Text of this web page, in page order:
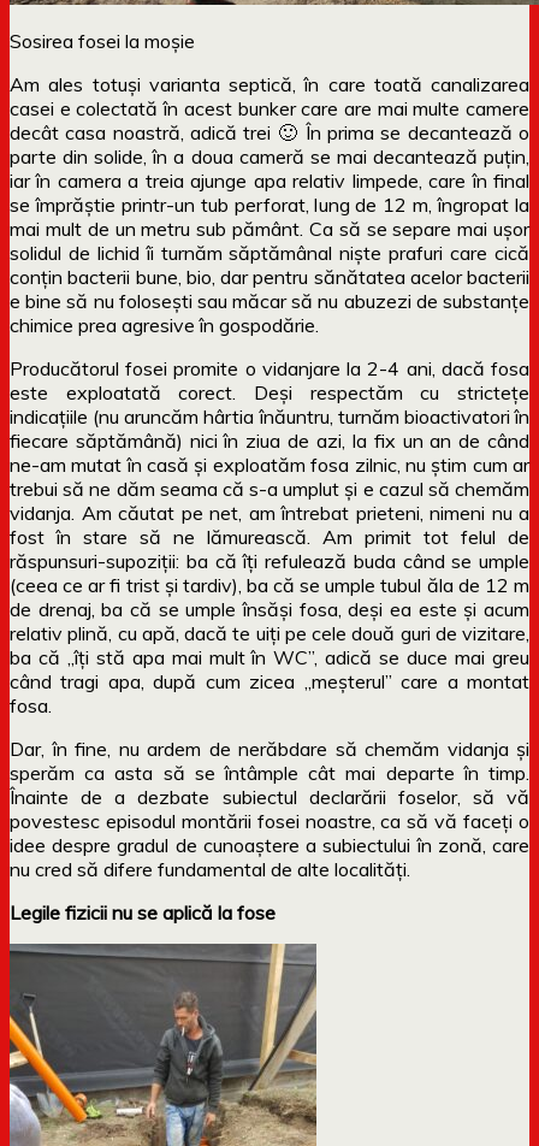
Sosirea fosei la moșie
Am ales totuși varianta septică, în care toată canalizarea
casei e colectată în acest bunker care are mai multe camere
decât casa noastră, adică trei 🙂 În prima se decantează o
parte din solide, în a doua cameră se mai decantează puțin,
iar în camera a treia ajunge apa relativ limpede, care în final
se împrăștie printr-un tub perforat, lung de 12 m, îngropat la
mai mult de un metru sub pământ. Ca să se separe mai ușor
solidul de lichid îi turnăm săptămânal niște prafuri care cică
conțin bacterii bune, bio, dar pentru sănătatea acelor bacterii
e bine să nu folosești sau măcar să nu abuzezi de substanțe
chimice prea agresive în gospodărie.
Producătorul fosei promite o vidanjare la 2-4 ani, dacă fosa
este exploatată corect. Deși respectăm cu strictețe
indicațiile (nu aruncăm hârtia înăuntru, turnăm bioactivatori în
fiecare săptămână) nici în ziua de azi, la fix un an de când
ne-am mutat în casă și exploatăm fosa zilnic, nu știm cum ar
trebui să ne dăm seama că s-a umplut și e cazul să chemăm
vidanja. Am căutat pe net, am întrebat prieteni, nimeni nu a
fost în stare să ne lămurească. Am primit tot felul de
răspunsuri-supoziții: ba că îți refulează buda când se umple
(ceea ce ar fi trist și tardiv), ba că se umple tubul ăla de 12 m
de drenaj, ba că se umple însăși fosa, deși ea este și acum
relativ plină, cu apă, dacă te uiți pe cele două guri de vizitare,
ba că „îți stă apa mai mult în WC”, adică se duce mai greu
când tragi apa, după cum zicea „meșterul” care a montat
fosa.
Dar, în fine, nu ardem de nerăbdare să chemăm vidanja și
sperăm ca asta să se întâmple cât mai departe în timp.
Înainte de a dezbate subiectul declarării foselor, să vă
povestesc episodul montării fosei noastre, ca să vă faceți o
idee despre gradul de cunoaștere a subiectului în zonă, care
nu cred să difere fundamental de alte localități.
Legile fizicii nu se aplică la fose